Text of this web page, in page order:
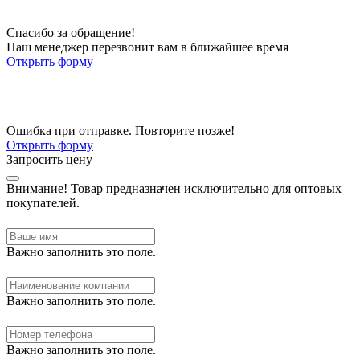
Спасибо за обращение!
Наш менеджер перезвонит вам в ближайшее время
Открыть форму
Ошибка при отправке. Повторите позже!
Открыть форму
Запросить цену
Внимание! Товар предназначен исключительно для оптовых
покупателей.
Важно заполнить это поле.
Важно заполнить это поле.
Важно заполнить это поле.